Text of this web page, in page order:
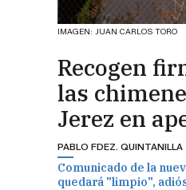
IMAGEN: JUAN CARLOS TORO
Recogen
las
Jerez en
PABLO FDEZ. QUINTANILLA
Comunicado de la
quedará "limpio",